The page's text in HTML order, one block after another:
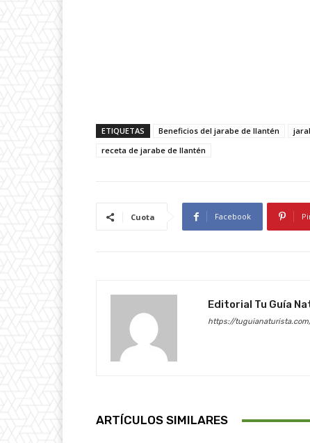
ETIQUETAS Beneficios del jarabe de llantén
receta de jarabe de llantén
Cuota Facebook
Editorial Tu Guía
https://
ARTÍCULOS SIMILARES